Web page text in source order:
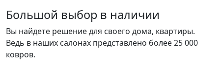
Большой выбор в наличии
Вы найдете решение для своего дома, квартиры.
Ведь в наших салонах представлено более 25 000
ковров.